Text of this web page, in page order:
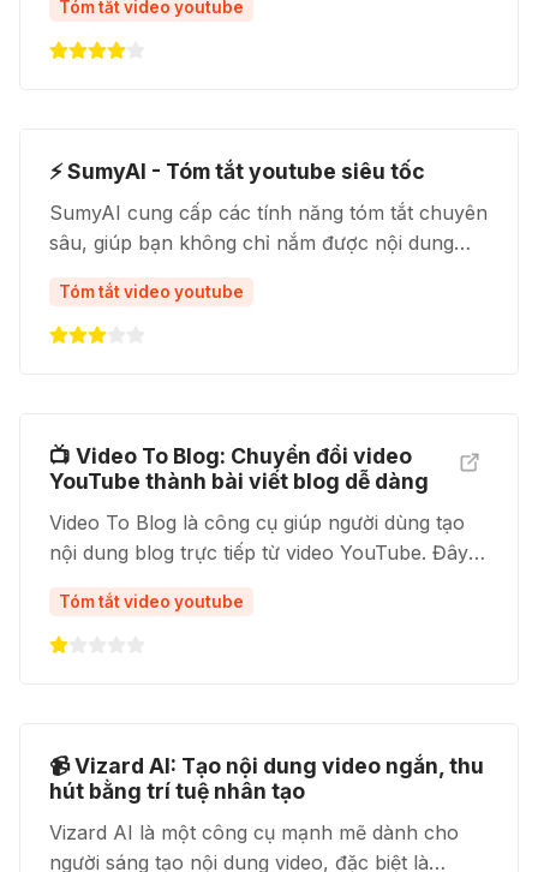
Tóm tắt video youtube
⚡️ SumyAI - Tóm tắt youtube siêu tốc
SumyAI cung cấp các tính năng tóm tắt chuyên
sâu, giúp bạn không chỉ nắm được nội dung
chính mà còn hiểu rõ hơn về những thông tin
được truyền tải trong video.
Tóm tắt video youtube
📺 Video To Blog: Chuyển đổi video
YouTube thành bài viết blog dễ dàng
Video To Blog là công cụ giúp người dùng tạo
nội dung blog trực tiếp từ video YouTube. Đây
là giải pháp lý tưởng cho những người sáng tạo
nội dung muốn chuyển đổi video thành bài viết,
mang đến phương thức truyền tải thông tin mới
Tóm tắt video youtube
📹 Vizard AI: Tạo nội dung video ngắn, thu
hút bằng trí tuệ nhân tạo
Vizard AI là một công cụ mạnh mẽ dành cho
người sáng tạo nội dung video, đặc biệt là